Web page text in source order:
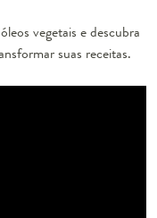
vegetais e descubra
suas receitas.